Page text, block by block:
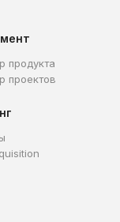
продукта
проектов